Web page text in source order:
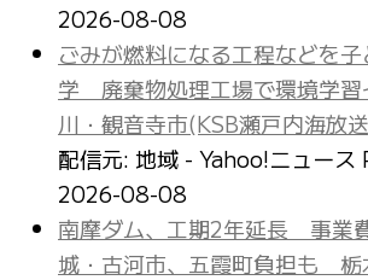
2026-08-08
ごみが燃料になる工程などを
学 廃棄物処理工場で環境学
川・観音寺市(KSB瀬戸内海放
配信元: 地域 - Yahoo!ニュース
2026-08-08
南摩ダム、工期2年延長 事
城・古河市、五霞町負担も 栃